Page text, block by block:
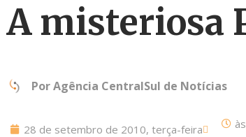
A misteriosa
PorAgência CentralSul de Notícias
28 de setembro de 2010, terça-feira às